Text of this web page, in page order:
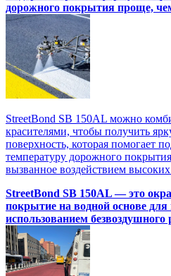
дорожного покрытия проще,
StreetBond SB 150AL можно
красителями, чтобы получить
поверхность, которая помогает
температуру дорожного
вызванное воздействием
StreetBond SB 150AL — это
покрытие на водной основе для
использованием